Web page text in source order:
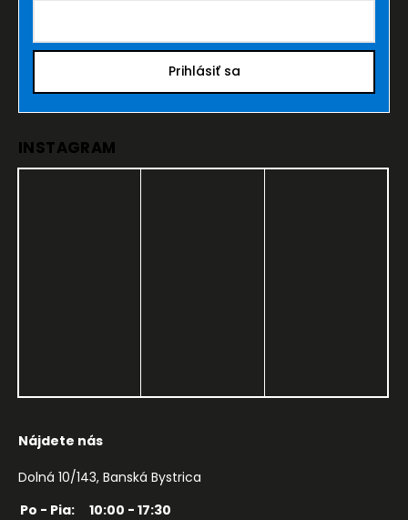
Prihlásiť sa
INSTAGRAM
Nájdete nás
Dolná 10/143, Banská Bystrica
Po - Pia:
10:00 - 17:30